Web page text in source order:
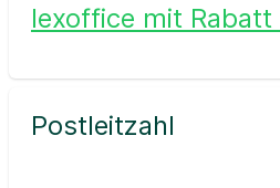
lexoffice mit
Postleitzahl